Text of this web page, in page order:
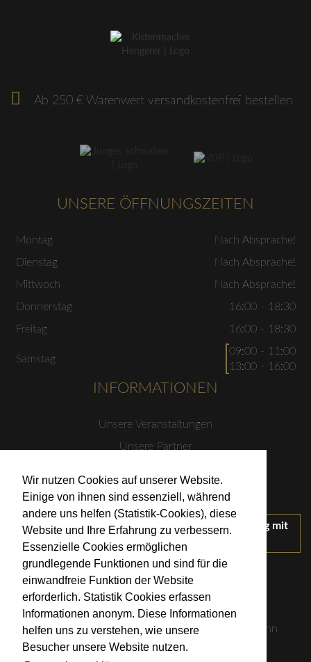
Wir nutzen Cookies auf unserer Website.
Einige von ihnen sind essenziell, während
andere uns helfen (Statistik-Cookies), diese
Website und Ihre Erfahrung zu verbessern.
Essenzielle Cookies ermöglichen
grundlegende Funktionen und sind für die
einwandfreie Funktion der Website
erforderlich. Statistik Cookies erfassen
Informationen anonym. Diese Informationen
helfen uns zu verstehen, wie unsere
Besucher unsere Website nutzen.
Ab 250 € Warenwert versandkostenfrei bestellen
UNSERE ÖFFNUNGSZEITEN
Montag
Nach Absprache!
Dienstag
Nach Absprache!
Mittwoch
Nach Absprache!
Donnerstag
16:00 - 18:30
Freitag
16:00 - 18:30
Samstag
09:00 - 11:00
13:00 - 16:00
INFORMATIONEN
Unsere Veranstaltungen
Unsere Partner
Impressum
Wir treten für einen verantwortungsvollen Umgang mit
Alkohol ein.
KONTAKT
Weingut Kistenmacher & Hengerer
Eugen-Nägele-Straße 23-25, 74074 Heilbronn
info@kistenmacher-hengerer.de